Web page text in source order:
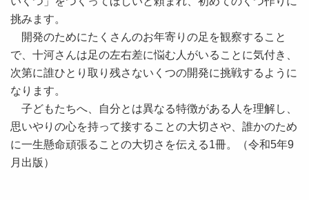
挑みます。
開発のためにたくさんのお年寄りの足を観察すること
で、十河さんは足の左右差に悩む人がいることに気付き、
次第に誰ひとり取り残さないくつの開発に挑戦するように
なります。
子どもたちへ、自分とは異なる特徴がある人を理解し、
思いやりの心を持って接することの大切さや、誰かのため
に一生懸命頑張ることの大切さを伝える1冊。（令和5年9
月出版）